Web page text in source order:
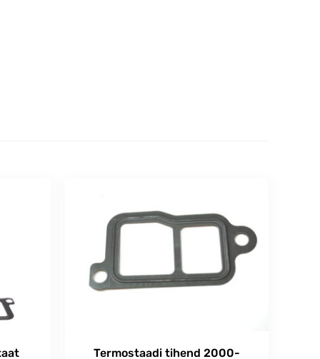
Termostaadi tihend 2000-